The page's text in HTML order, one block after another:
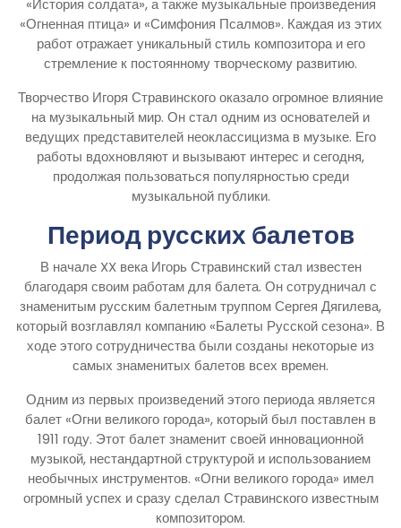
«Огненная птица» и «Симфония Псалмов». Каждая из этих
работ отражает уникальный стиль композитора и его
стремление к постоянному творческому развитию.
Творчество Игоря Стравинского оказало огромное влияние
на музыкальный мир. Он стал одним из основателей и
ведущих представителей неоклассицизма в музыке. Его
работы вдохновляют и вызывают интерес и сегодня,
продолжая пользоваться популярностью среди
музыкальной публики.
Период русских балетов
В начале XX века Игорь Стравинский стал известен
благодаря своим работам для балета. Он сотрудничал с
знаменитым русским балетным труппом Сергея Дягилева,
который возглавлял компанию «Балеты Русской сезона». В
ходе этого сотрудничества были созданы некоторые из
самых знаменитых балетов всех времен.
Одним из первых произведений этого периода является
балет «Огни великого города», который был поставлен в
1911 году. Этот балет знаменит своей инновационной
музыкой, нестандартной структурой и использованием
необычных инструментов. «Огни великого города» имел
огромный успех и сразу сделал Стравинского известным
композитором.